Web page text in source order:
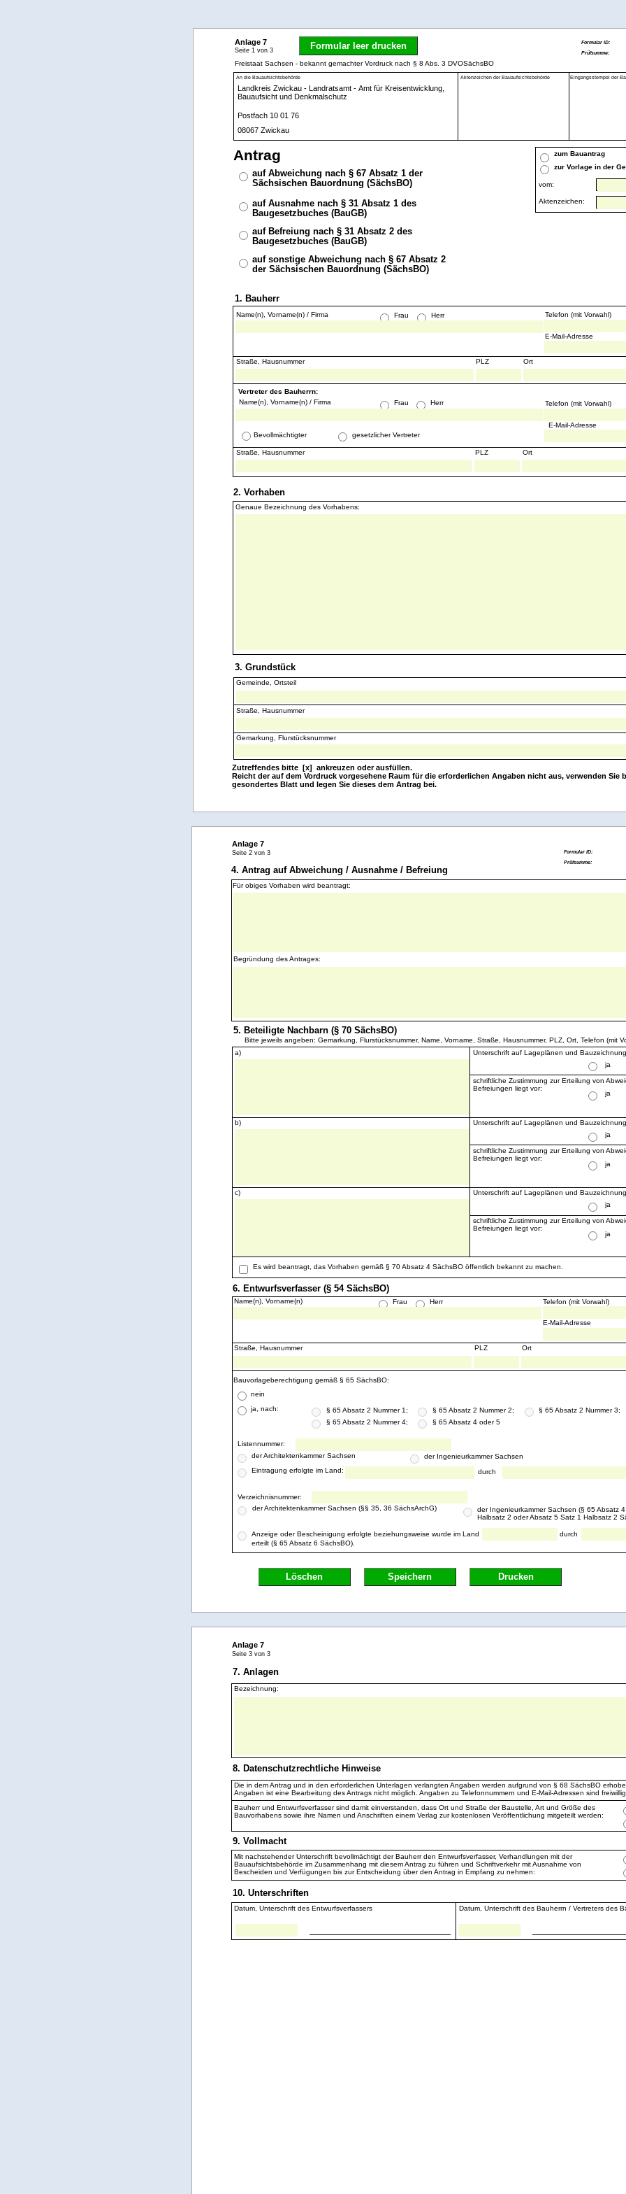
Seite 1 von 3
An die Bauaufsichtsbehörde Aktenzeichen der Bauaufsichtsbehörde Eingangsstempel der
Freistaat Sachsen - bekannt gemachter Vordruck nach § 8 Abs. 3 DVOSächsBO
Antrag
auf Abweichung nach § 67 Absatz 1 der
Sächsischen Bauordnung (SächsBO)
auf Ausnahme nach § 31 Absatz 1 des
Baugesetzbuches (BauGB)
auf Befreiung nach § 31 Absatz 2 des
Baugesetzbuches (BauGB)
zum Bauantrag
zur Vorlage in der
vom:
Aktenzeichen:
auf sonstige Abweichung nach § 67 Absatz 2
der Sächsischen Bauordnung (SächsBO)
1. Bauherr
Name(n), Vorname(n) / Firma Telefon (mit Vorwahl)
Straße, Hausnummer PLZ Ort
gesetzlicher Vertreter
Bevollmächtigter
Straße, Hausnummer PLZ Ort
E-Mail-Adresse
Vertreter des Bauherrn:
Name(n), Vorname(n) / Firma
Telefon (mit Vorwahl)
E-Mail-Adresse
Genaue Bezeichnung des Vorhabens:
3. Grundstück
Gemeinde, Ortsteil
Straße, Hausnummer
Gemarkung, Flurstücksnummer
2. Vorhaben
Zutreffendes bitte [x] ankreuzen oder ausfüllen.
Reicht der auf dem Vordruck vorgesehene Raum für die erforderlichen Angaben nicht aus, verwenden Sie
gesondertes Blatt und legen Sie dieses dem Antrag bei.
Anlage 7 Formular leer drucken
Herr
Herr
Frau
Frau
Seite 2 von 3
4. Antrag auf Abweichung / Ausnahme / Befreiung
Für obiges Vorhaben wird beantragt:
Begründung des Antrages:
5. Beteiligte Nachbarn (§ 70 SächsBO)
Bitte jeweils angeben: Gemarkung, Flurstücksnummer, Name, Vorname, Straße, Hausnummer, PLZ, Ort, Telefon (mit
schriftliche Zustimmung zur Erteilung von
Befreiungen liegt vor:
schriftliche Zustimmung zur Erteilung von
Befreiungen liegt vor:
schriftliche Zustimmung zur Erteilung von
Befreiungen liegt vor:
a)
Unterschrift auf Lageplänen und
ja
ja
b)
Unterschrift auf Lageplänen und
ja
ja
c)
Unterschrift auf Lageplänen und
ja
ja
6. Entwurfsverfasser (§ 54 SächsBO)
Anlage 7
Bauvorlageberechtigung gemäß § 65 SächsBO:
nein
ja, nach:
§ 65 Absatz 2 Nummer 1;
Name(n), Vorname(n) Telefon (mit Vorwahl)
Straße, Hausnummer PLZ Ort
E-Mail-Adresse
§ 65 Absatz 2 Nummer 2;
§ 65 Absatz 2 Nummer 3;
§ 65 Absatz 2 Nummer 4;
§ 65 Absatz 4 oder 5
durch
der Architektenkammer Sachsen (§§ 35, 36 SächsArchG)
der Ingenieurkammer Sachsen (§ 65 Absatz
Halbsatz 2 oder Absatz 5 Satz 1 Halbsatz 2
durch
erteilt (§ 65 Absatz 6 SächsBO).
Anzeige oder Bescheinigung erfolgte beziehungsweise wurde im Land
Listennummer:
Verzeichnisnummer:
Drucken
Herr
Es wird beantragt, das Vorhaben gemäß § 70 Absatz 4 SächsBO öffentlich bekannt zu machen.
Frau
Löschen Speichern
der Architektenkammer Sachsen
Eintragung erfolgte im Land:
der Ingenieurkammer Sachsen
7. Anlagen
Bezeichnung:
8. Datenschutzrechtliche Hinweise
Die in dem Antrag und in den erforderlichen Unterlagen verlangten Angaben werden aufgrund von § 68 SächsBO
Angaben ist eine Bearbeitung des Antrags nicht möglich. Angaben zu Telefonnummern und E-Mail-Adressen sind freiwillig.
Bauherr und Entwurfsverfasser sind damit einverstanden, dass Ort und Straße der Baustelle, Art und Größe des
Bauvorhabens sowie ihre Namen und Anschriften einem Verlag zur kostenlosen Veröffentlichung mitgeteilt werden:
9. Vollmacht
Mit nachstehender Unterschrift bevollmächtigt der Bauherr den Entwurfsverfasser, Verhandlungen mit der
Bauaufsichtsbehörde im Zusammenhang mit diesem Antrag zu führen und Schriftverkehr mit Ausnahme von
Bescheiden und Verfügungen bis zur Entscheidung über den Antrag in Empfang zu nehmen:
10. Unterschriften
Datum, Unterschrift des Entwurfsverfassers Datum, Unterschrift des Bauherrn / Vertreters des
Anlage 7
Seite 3 von 3